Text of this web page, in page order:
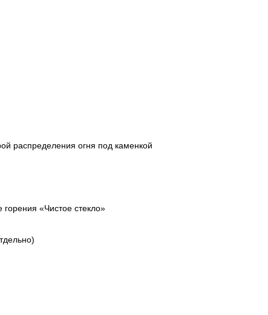
распределения огня под каменкой
«Чистое стекло»